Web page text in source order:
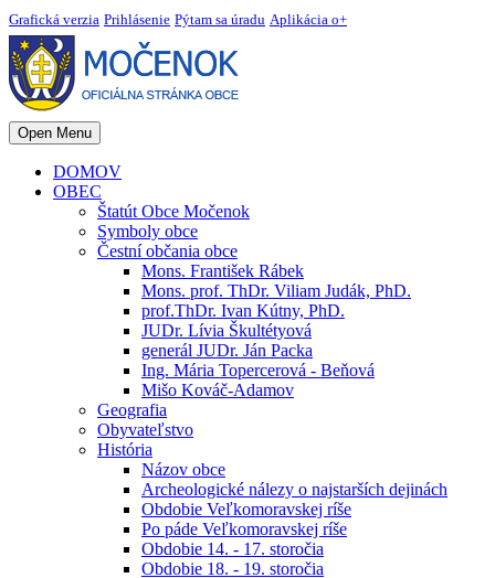
Grafická verzia Prihlásenie Pýtam sa úradu Aplikácia o+
Open Menu
DOMOV
OBEC
Štatút Obce Močenok
Symboly obce
Čestní občania obce
Mons. František Rábek
Mons. prof. ThDr. Viliam Judák, PhD.
prof.ThDr. Ivan Kútny, PhD.
JUDr. Lívia Škultétyová
generál JUDr. Ján Packa
Ing. Mária Topercerová - Beňová
Mišo Kováč-Adamov
Geografia
Obyvateľstvo
História
Názov obce
Archeologické nálezy o najstarších dejinách
Obdobie Veľkomoravskej ríše
Po páde Veľkomoravskej ríše
Obdobie 14. - 17. storočia
Obdobie 18. - 19. storočia